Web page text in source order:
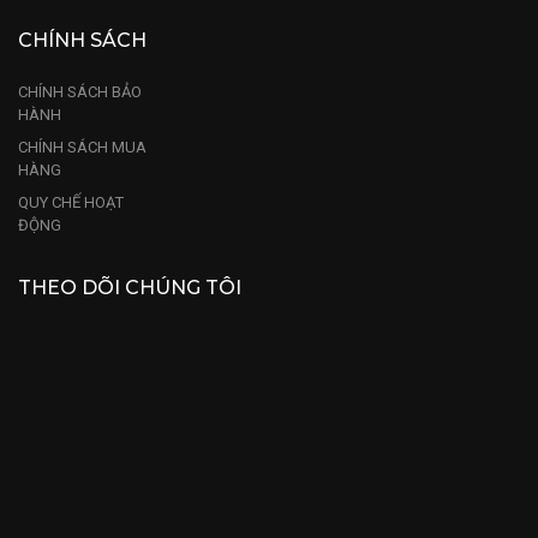
CHÍNH SÁCH
CHÍNH SÁCH BẢO
HÀNH
CHÍNH SÁCH MUA
HÀNG
QUY CHẾ HOẠT
ĐỘNG
THEO DÕI CHÚNG TÔI